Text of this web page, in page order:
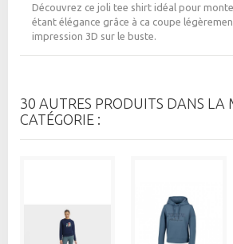
Découvrez ce joli tee shirt idéal pour
étant élégance grâce à ca coupe
impression 3D sur le buste.
30 AUTRES PRODUITS DANS LA
CATÉGORIE :